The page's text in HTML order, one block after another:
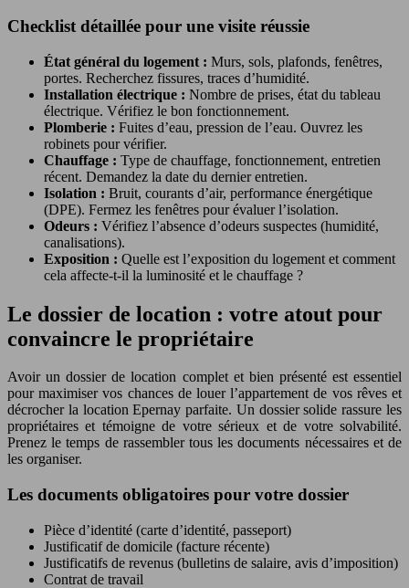
Checklist détaillée pour une visite réussie
État général du logement : Murs, sols, plafonds, fenêtres,
portes. Recherchez fissures, traces d’humidité.
Installation électrique : Nombre de prises, état du tableau
électrique. Vérifiez le bon fonctionnement.
Plomberie : Fuites d’eau, pression de l’eau. Ouvrez les
robinets pour vérifier.
Chauffage : Type de chauffage, fonctionnement, entretien
récent. Demandez la date du dernier entretien.
Isolation : Bruit, courants d’air, performance énergétique
(DPE). Fermez les fenêtres pour évaluer l’isolation.
Odeurs : Vérifiez l’absence d’odeurs suspectes (humidité,
canalisations).
Exposition : Quelle est l’exposition du logement et comment
cela affecte-t-il la luminosité et le chauffage ?
Le dossier de location : votre atout pour
convaincre le propriétaire
Avoir un dossier de location complet et bien présenté est essentiel
pour maximiser vos chances de louer l’appartement de vos rêves et
décrocher la location Epernay parfaite. Un dossier solide rassure les
propriétaires et témoigne de votre sérieux et de votre solvabilité.
Prenez le temps de rassembler tous les documents nécessaires et de
les organiser.
Les documents obligatoires pour votre dossier
Pièce d’identité (carte d’identité, passeport)
Justificatif de domicile (facture récente)
Justificatifs de revenus (bulletins de salaire, avis d’imposition)
Contrat de travail